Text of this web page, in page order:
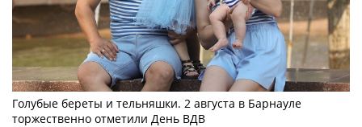
Голубые береты и тельняшки. 2 августа в Барнауле
торжественно отметили День ВДВ